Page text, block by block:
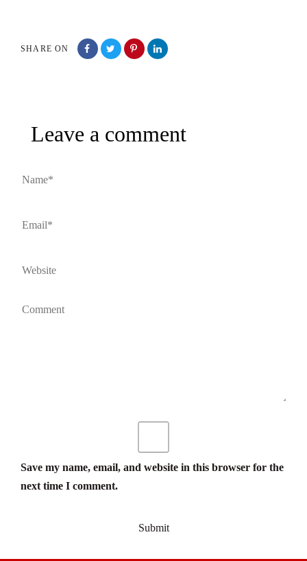
SHARE ON
Leave a comment
Save my name, email, and website in this browser for the
next time I comment.